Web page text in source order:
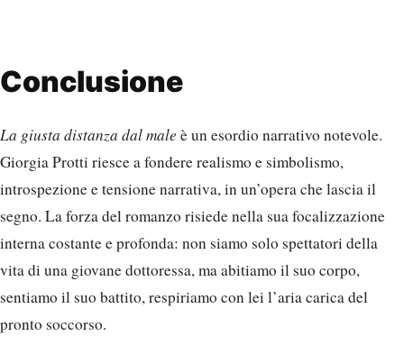
Conclusione
La giusta distanza dal male è un esordio narrativo notevole.
Giorgia Protti riesce a fondere realismo e simbolismo,
introspezione e tensione narrativa, in un’opera che lascia il
segno. La forza del romanzo risiede nella sua focalizzazione
interna costante e profonda: non siamo solo spettatori della
vita di una giovane dottoressa, ma abitiamo il suo corpo,
sentiamo il suo battito, respiriamo con lei l’aria carica del
pronto soccorso.